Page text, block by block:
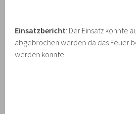
Einsatzbericht: Der Einsatz konnte
abgebrochen werden da das Feuer
werden konnte.